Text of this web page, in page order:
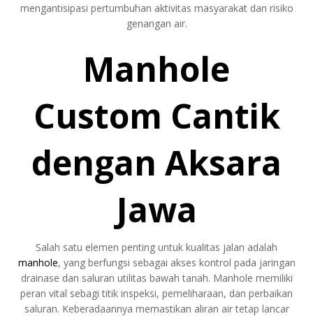
mengantisipasi pertumbuhan aktivitas masyarakat dan risiko
genangan air.
Manhole
Custom Cantik
dengan Aksara
Jawa
Salah satu elemen penting untuk kualitas jalan adalah
manhole, yang berfungsi sebagai akses kontrol pada jaringan
drainase dan saluran utilitas bawah tanah. Manhole memiliki
peran vital sebagi titik inspeksi, pemeliharaan, dan perbaikan
saluran. Keberadaannya memastikan aliran air tetap lancar